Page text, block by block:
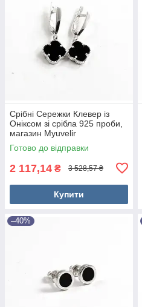
Срібні Сережки Клевер із
Оніксом зі срібла 925 проби,
магазин Myuvelir
Готово до відправки
2 117,14 ₴ 3 528,57 ₴
Купити
–40%